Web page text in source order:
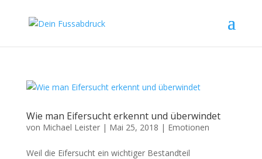
Wie man Eifersucht erkennt und überwindet
von Michael Leister| Mai 25, 2018 | Emotionen
Weil die Eifersucht ein wichtiger Bestandteil